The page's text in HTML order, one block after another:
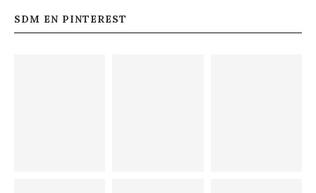
SDM EN PINTEREST